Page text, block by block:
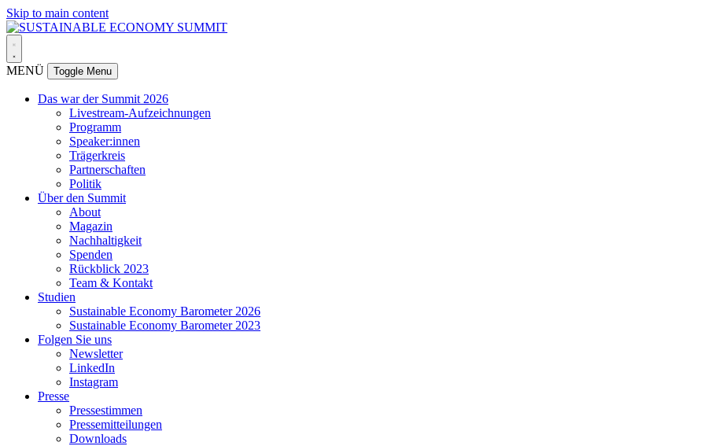
Skip to main content
MENÜ Toggle Menu
Das war der Summit 2026
Livestream-Aufzeichnungen
Programm
Speaker:innen
Trägerkreis
Partnerschaften
Politik
Über den Summit
About
Magazin
Nachhaltigkeit
Spenden
Rückblick 2023
Team & Kontakt
Studien
Sustainable Economy Barometer 2026
Sustainable Economy Barometer 2023
Folgen Sie uns
Newsletter
LinkedIn
Instagram
Presse
Pressestimmen
Pressemitteilungen
Downloads